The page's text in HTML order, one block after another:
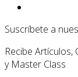
Suscríbete a
Recibe Artículos,
y Master Class